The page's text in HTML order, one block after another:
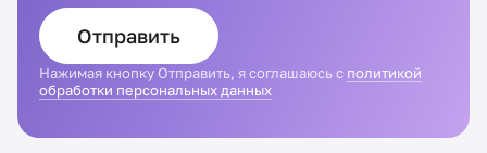
Отправить
Нажимая кнопку Отправить, я соглашаюсь с политикой
обработки персональных данных